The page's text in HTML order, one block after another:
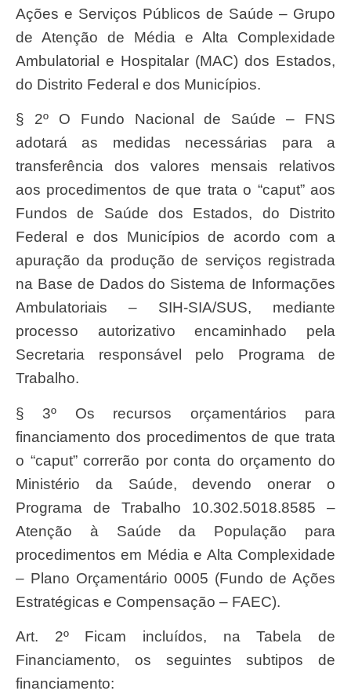
Ações e Serviços Públicos de Saúde – Grupo
de Atenção de Média e Alta Complexidade
Ambulatorial e Hospitalar (MAC) dos Estados,
do Distrito Federal e dos Municípios.
§ 2º O Fundo Nacional de Saúde – FNS
adotará as medidas necessárias para a
transferência dos valores mensais relativos
aos procedimentos de que trata o “caput” aos
Fundos de Saúde dos Estados, do Distrito
Federal e dos Municípios de acordo com a
apuração da produção de serviços registrada
na Base de Dados do Sistema de Informações
Ambulatoriais – SIH-SIA/SUS, mediante
processo autorizativo encaminhado pela
Secretaria responsável pelo Programa de
Trabalho.
§ 3º Os recursos orçamentários para
financiamento dos procedimentos de que trata
o “caput” correrão por conta do orçamento do
Ministério da Saúde, devendo onerar o
Programa de Trabalho 10.302.5018.8585 –
Atenção à Saúde da População para
procedimentos em Média e Alta Complexidade
– Plano Orçamentário 0005 (Fundo de Ações
Estratégicas e Compensação – FAEC).
Art. 2º Ficam incluídos, na Tabela de
Financiamento, os seguintes subtipos de
financiamento: